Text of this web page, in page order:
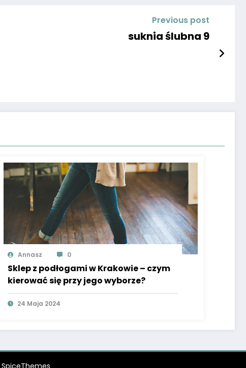
Previous post
suknia ślubna 9
Annasz 0
Sklep z podłogami w Krakowie – czym
kierować się przy jego wyborze?
24 Maja 2024